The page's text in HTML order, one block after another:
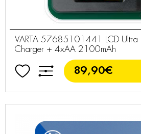
VARTA 57685101441 LCD Ultra
Charger + 4xAA 2100mAh
89,90€